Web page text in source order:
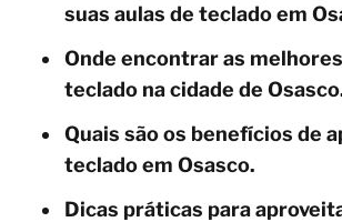
suas aulas de teclado em
Onde encontrar as
teclado na cidade de
Quais são os benefícios de
teclado em Osasco.
Dicas práticas para